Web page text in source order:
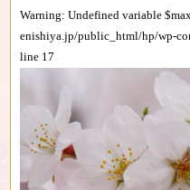
Warning: Undefined variable
enishiya.jp/public_html/hp/wp-
line 17